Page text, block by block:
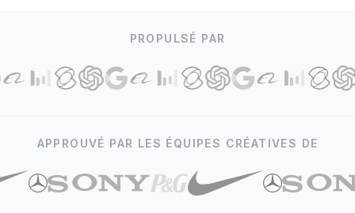
PROPULSÉ PAR
APPROUVÉ PAR LES ÉQUIPES CRÉATIVES DE